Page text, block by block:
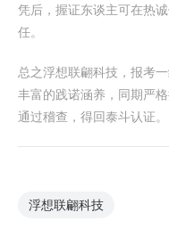
凭后，握证东谈主可在热
任。
总之浮想联翩科技，报考
丰富的践诺涵养，同期严
通过稽查，得回泰斗认证。
浮想联翩科技